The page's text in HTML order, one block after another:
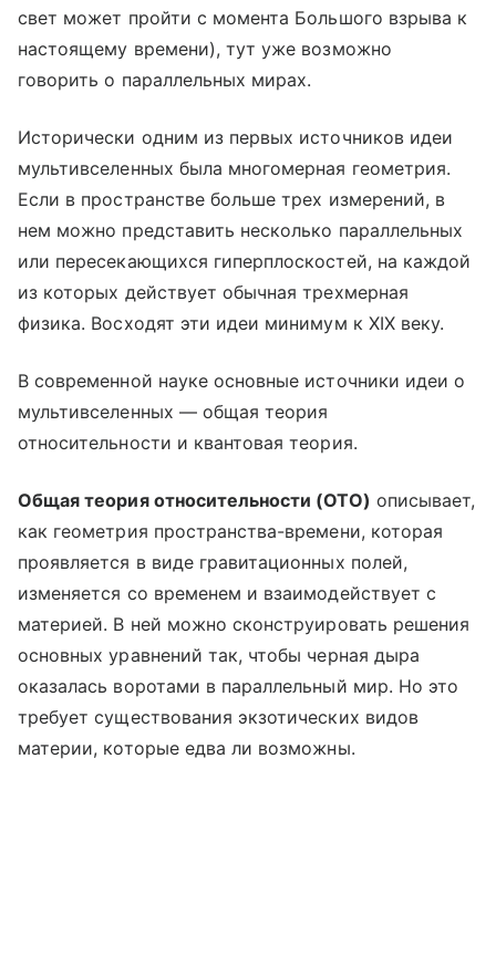
свет может пройти с момента Большого взрыва к
настоящему времени), тут уже возможно
говорить о параллельных мирах.
Исторически одним из первых источников идеи
мультивселенных была многомерная геометрия.
Если в пространстве больше трех измерений, в
нем можно представить несколько параллельных
или пересекающихся гиперплоскостей, на каждой
из которых действует обычная трехмерная
физика. Восходят эти идеи минимум к XIX веку.
В современной науке основные источники идеи о
мультивселенных — общая теория
относительности и квантовая теория.
Общая теория относительности (ОТО) описывает,
как геометрия пространства-времени, которая
проявляется в виде гравитационных полей,
изменяется со временем и взаимодействует с
материей. В ней можно сконструировать решения
основных уравнений так, чтобы черная дыра
оказалась воротами в параллельный мир. Но это
требует существования экзотических видов
материи, которые едва ли возможны.